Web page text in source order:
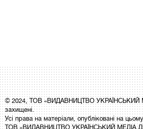
© 2024, ТОВ «ВИДАВНИЦТВО УКРАЇНСЬКИЙ
захищені.
Усі права на матеріали, опубліковані на
ТОВ «ВИДАВНИЦТВО УКРАЇНСЬКИЙ МЕДІА